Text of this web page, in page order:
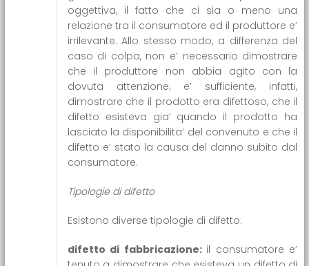
oggettiva, il fatto che ci sia o meno una
relazione tra il consumatore ed il produttore e’
irrilevante. Allo stesso modo, a differenza del
caso di colpa, non e’ necessario dimostrare
che il produttore non abbia agito con la
dovuta attenzione; e’ sufficiente, infatti,
dimostrare che il prodotto era difettoso, che il
difetto esisteva gia’ quando il prodotto ha
lasciato la disponibilita’ del convenuto e che il
difetto e’ stato la causa del danno subito dal
consumatore.
Tipologie di difetto
Esistono diverse tipologie di difetto:
difetto di fabbricazione: il consumatore e’